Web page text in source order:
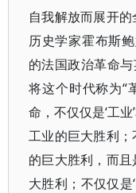
自我解放而展开
历史学家霍布斯
的法国政治革命
将这个时代称为“
命，不仅仅是‘工
工业的巨大胜利
的巨大胜利，而
大胜利；不仅仅是